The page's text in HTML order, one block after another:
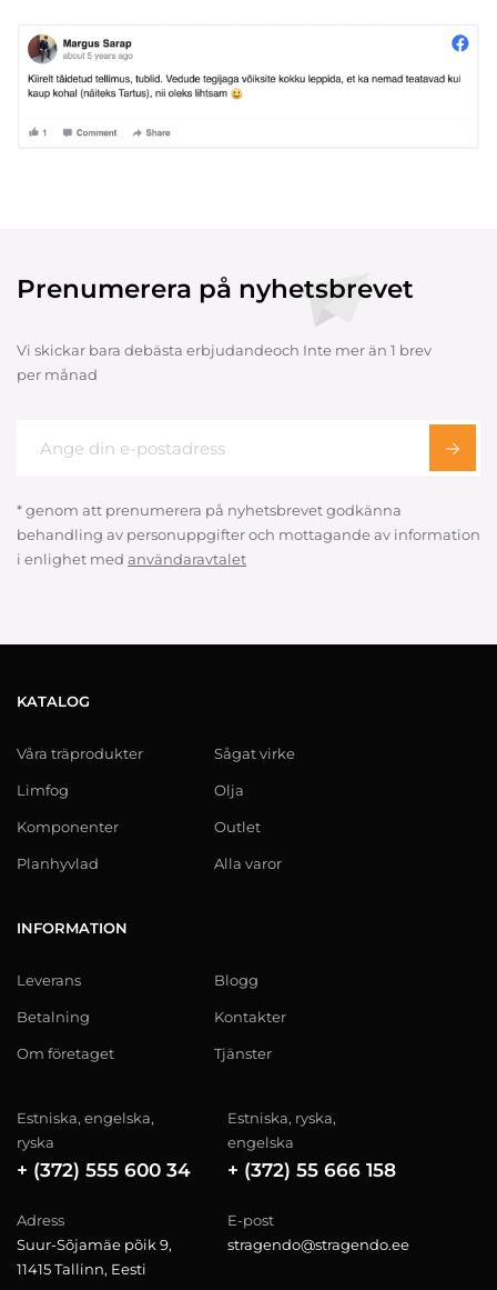
Prenumerera på nyhetsbrevet
Vi skickar bara debästa erbjudandeoch Inte mer än 1 brev
per månad
* genom att prenumerera på nyhetsbrevet godkänna
behandling av personuppgifter och mottagande av information
i enlighet med användaravtalet
KATALOG
Våra träprodukter
Limfog
Komponenter
Planhyvlad
Sågat virke
Olja
Outlet
Alla varor
INFORMATION
Leverans
Betalning
Om företaget
Blogg
Kontakter
Tjänster
Estniska, engelska,
ryska
+ (372) 555 600 34
Estniska, ryska,
engelska
+ (372) 55 666 158
Adress
Suur-Sõjamäe põik 9,
11415 Tallinn, Eesti
E-post
stragendo@stragendo.ee